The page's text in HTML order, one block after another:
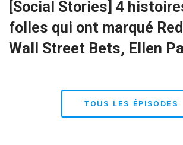
[Social Stories] 4
folles qui ont marqué
Wall Street Bets, Ellen
TOUS LES ÉPISODES